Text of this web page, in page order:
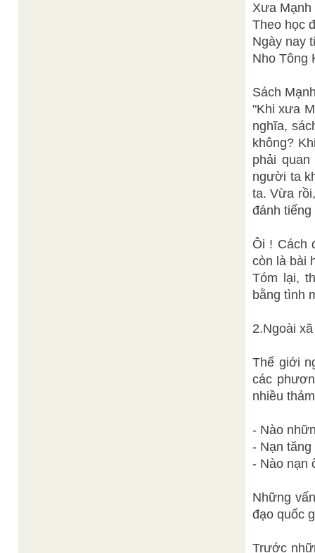
Xưa Mạnh
Theo học
Ngày nay
Nho Tông
Sách
"Khi xưa
nghĩa,
không?
phải
người ta
ta. Vừa
đánh
Ôi ! Cách
còn là bài
Tóm lại,
bằng tình
2.Ngoài
Thế giới
các
nhiều
- Nào
- Nạn
- Nào nạn
Những
đạo quốc
Trước